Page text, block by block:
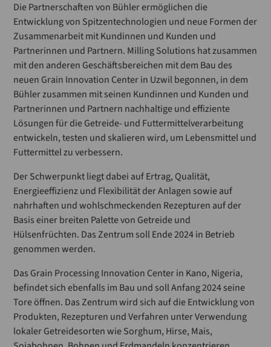
Die Partnerschaften von Bühler ermöglichen die
Entwicklung von Spitzentechnologien und neue Formen der
Zusammenarbeit mit Kundinnen und Kunden und
Partnerinnen und Partnern. Milling Solutions hat zusammen
mit den anderen Geschäftsbereichen mit dem Bau des
neuen Grain Innovation Center in Uzwil begonnen, in dem
Bühler zusammen mit seinen Kundinnen und Kunden und
Partnerinnen und Partnern nachhaltige und effiziente
Lösungen für die Getreide- und Futtermittelverarbeitung
entwickeln, testen und skalieren wird, um Lebensmittel und
Futtermittel zu verbessern.
Der Schwerpunkt liegt dabei auf Ertrag, Qualität,
Energieeffizienz und Flexibilität der Anlagen sowie auf
nahrhaften und wohlschmeckenden Rezepturen auf der
Basis einer breiten Palette von Getreide und
Hülsenfrüchten. Das Zentrum soll Ende 2024 in Betrieb
genommen werden.
Das Grain Processing Innovation Center in Kano, Nigeria,
befindet sich ebenfalls im Bau und soll Anfang 2024 seine
Tore öffnen. Das Zentrum wird sich auf die Entwicklung von
Produkten, Rezepturen und Verfahren unter Verwendung
lokaler Getreidesorten wie Sorghum, Hirse, Mais,